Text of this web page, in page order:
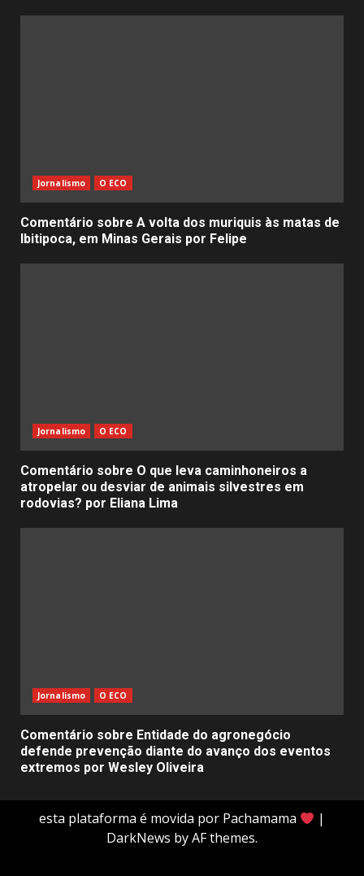
Jornalismo O ECO
Comentário sobre A volta dos muriquis às matas de
Ibitipoca, em Minas Gerais por Felipe
Jornalismo O ECO
Comentário sobre O que leva caminhoneiros a
atropelar ou desviar de animais silvestres em
rodovias? por Eliana Lima
Jornalismo O ECO
Comentário sobre Entidade do agronegócio
defende prevenção diante do avanço dos eventos
extremos por Wesley Oliveira
esta plataforma é movida por Pachamama
|
DarkNews by AF themes.